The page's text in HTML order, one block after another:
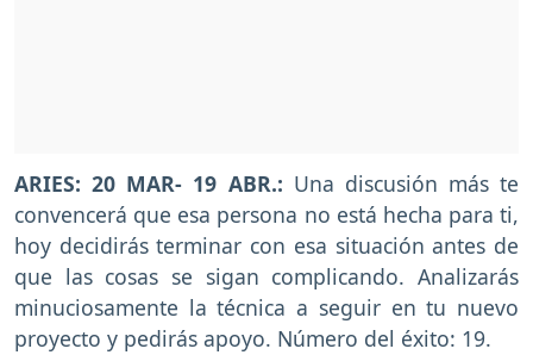
ARIES: 20 MAR- 19 ABR.: Una discusión más te
convencerá que esa persona no está hecha para ti,
hoy decidirás terminar con esa situación antes de
que las cosas se sigan complicando. Analizarás
minuciosamente la técnica a seguir en tu nuevo
proyecto y pedirás apoyo. Número del éxito: 19.